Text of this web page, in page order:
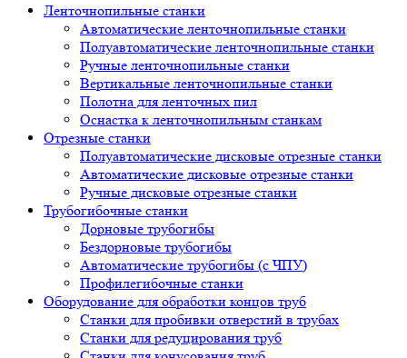
Ленточнопильные станки
Автоматические ленточнопильные станки
Полуавтоматические ленточнопильные станки
Ручные ленточнопильные станки
Вертикальные ленточнопильные станки
Полотна для ленточных пил
Оснастка к ленточнопильным станкам
Отрезные станки
Полуавтоматические дисковые отрезные станки
Автоматические дисковые отрезные станки
Ручные дисковые отрезные станки
Трубогибочные станки
Дорновые трубогибы
Бездорновые трубогибы
Автоматические трубогибы (с ЧПУ)
Профилегибочные станки
Оборудование для обработки концов труб
Станки для пробивки отверстий в трубах
Станки для редуцирования труб